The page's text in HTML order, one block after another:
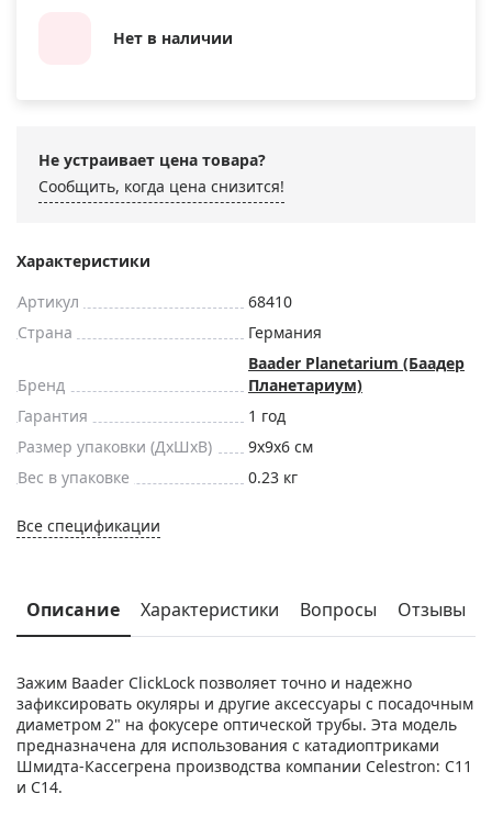
Нет в наличии
Не устраивает цена товара?
Сообщить, когда цена снизится!
Характеристики
Артикул
68410
Страна
Германия
Бренд
Baader Planetarium (Баадер
Планетариум)
Гарантия
1 год
Размер упаковки (ДxШxВ)
9x9x6 см
Вес в упаковке
0.23 кг
Все спецификации
Описание Характеристики Вопросы Отзывы
Зажим Baader ClickLock позволяет точно и надежно
зафиксировать окуляры и другие аксессуары с посадочным
диаметром 2" на фокусере оптической трубы. Эта модель
предназначена для использования с катадиоптриками
Шмидта-Кассегрена производства компании Celestron: С11
и С14.